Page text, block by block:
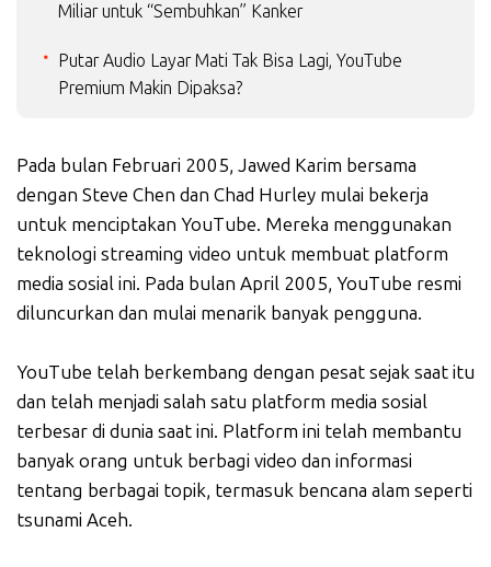
Miliar untuk “Sembuhkan” Kanker
Putar Audio Layar Mati Tak Bisa Lagi, YouTube
Premium Makin Dipaksa?
Pada bulan Februari 2005, Jawed Karim bersama
dengan Steve Chen dan Chad Hurley mulai bekerja
untuk menciptakan YouTube. Mereka menggunakan
teknologi streaming video untuk membuat platform
media sosial ini. Pada bulan April 2005, YouTube resmi
diluncurkan dan mulai menarik banyak pengguna.
YouTube telah berkembang dengan pesat sejak saat itu
dan telah menjadi salah satu platform media sosial
terbesar di dunia saat ini. Platform ini telah membantu
banyak orang untuk berbagi video dan informasi
tentang berbagai topik, termasuk bencana alam seperti
tsunami Aceh.